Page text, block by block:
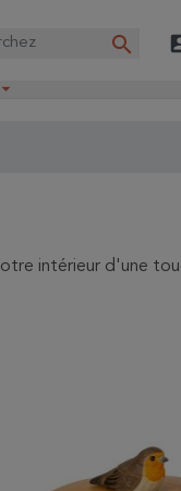
search

intérieur d'une